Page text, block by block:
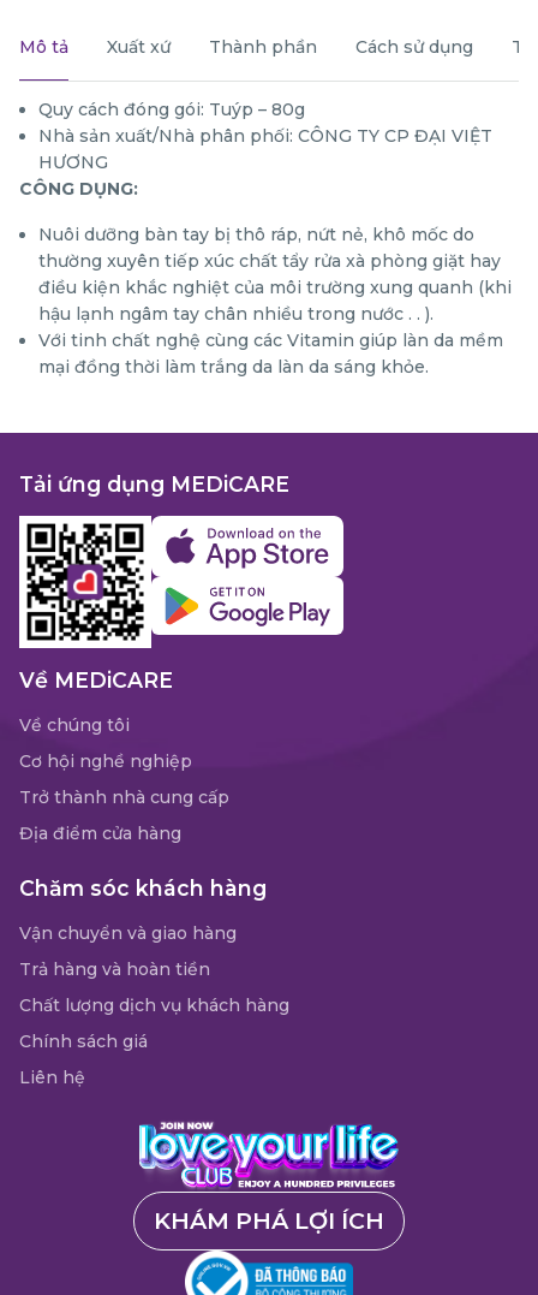
Mô tả Xuất xứ Thành phần Cách sử dụng
Quy cách đóng gói: Tuýp – 80g
Nhà sản xuất/Nhà phân phối: CÔNG TY CP ĐẠI VIỆT
HƯƠNG
CÔNG DỤNG:
Nuôi dưỡng bàn tay bị thô ráp, nứt nẻ, khô mốc do
thường xuyên tiếp xúc chất tẩy rửa xà phòng giặt hay
điều kiện khắc nghiệt của môi trường xung quanh (khi
hậu lạnh ngâm tay chân nhiều trong nước . . ).
Với tinh chất nghệ cùng các Vitamin giúp làn da mềm
mại đồng thời làm trắng da làn da sáng khỏe.
Tải ứng dụng MEDiCARE
Về MEDiCARE
Về chúng tôi
Cơ hội nghề nghiệp
Trở thành nhà cung cấp
Địa điểm cửa hàng
Chăm sóc khách hàng
Vận chuyển và giao hàng
Trả hàng và hoàn tiền
Chất lượng dịch vụ khách hàng
Chính sách giá
Liên hệ
KHÁM PHÁ LỢI ÍCH